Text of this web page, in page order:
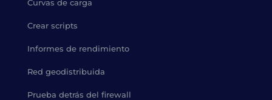
Curvas de carga
Crear scripts
Informes de rendimiento
Red geodistribuida
Prueba detrás del firewall